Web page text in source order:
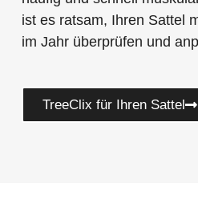
ist es ratsam, Ihren Sattel
im Jahr überprüfen und
TreeClix für Ihren Sattel